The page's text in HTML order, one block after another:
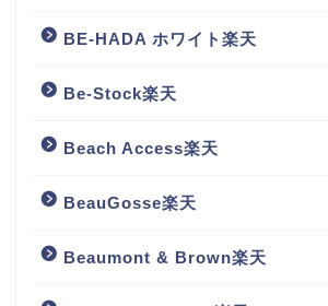
BE-HADA ホワイト楽天
Be-Stock楽天
Beach Access楽天
BeauGosse楽天
Beaumont & Brown楽天